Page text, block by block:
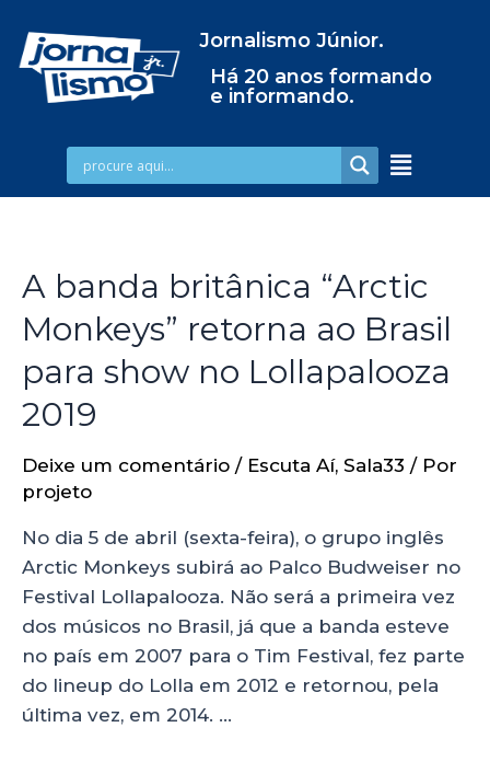
Jornalismo Júnior.
Há 20 anos formando
e informando.
A banda britânica “Arctic
Monkeys” retorna ao Brasil
para show no Lollapalooza
2019
Deixe um comentário / Escuta Aí, Sala33 / Por
projeto
No dia 5 de abril (sexta-feira), o grupo inglês
Arctic Monkeys subirá ao Palco Budweiser no
Festival Lollapalooza. Não será a primeira vez
dos músicos no Brasil, já que a banda esteve
no país em 2007 para o Tim Festival, fez parte
do lineup do Lolla em 2012 e retornou, pela
última vez, em 2014. …